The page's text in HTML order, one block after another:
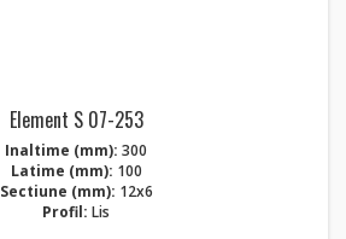
Element S 07-253
Inaltime (mm): 300
Latime (mm): 100
Sectiune (mm): 12x6
Profil: Lis